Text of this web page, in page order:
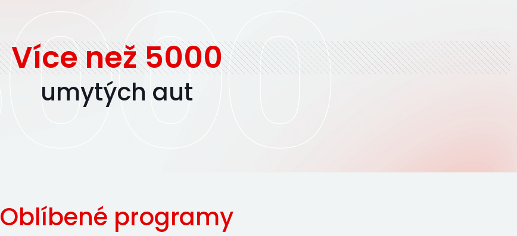
Více než5000
umytých aut
Oblíbené programy